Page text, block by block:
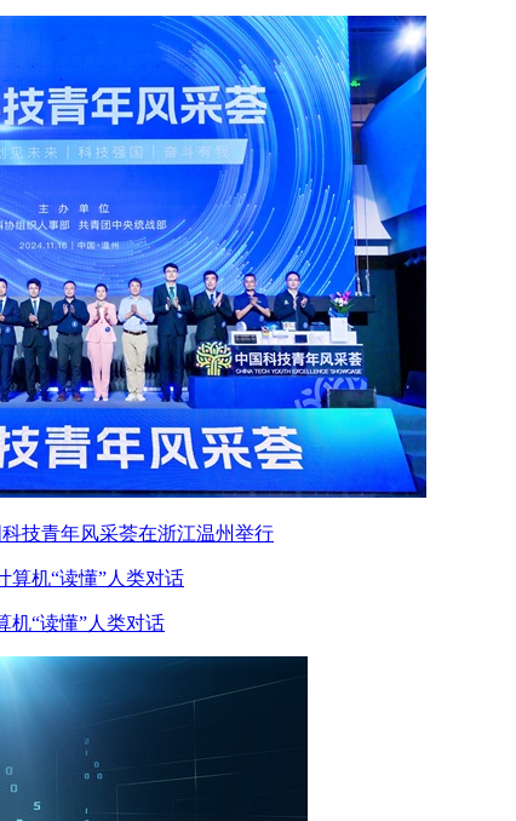
技青年风采荟在浙江温州举行
机“读懂”人类对话